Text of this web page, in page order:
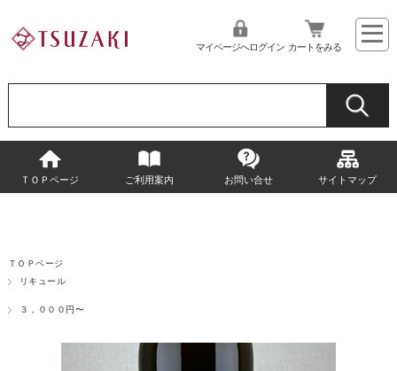
マイページへログイン カートをみる
ＴＯＰページ ご利用案内 お問い合せ サイトマップ
ＴＯＰページ
リキュール
３，０００円〜